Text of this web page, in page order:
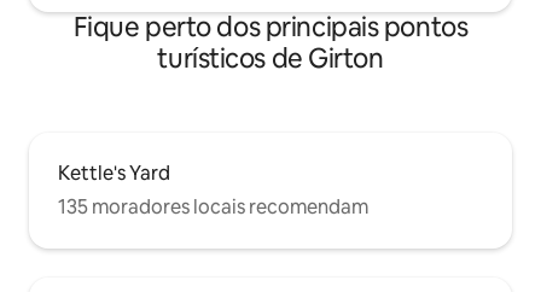
Fique perto dos principais pontos
turísticos de Girton
Kettle's Yard
135 moradores locais recomendam